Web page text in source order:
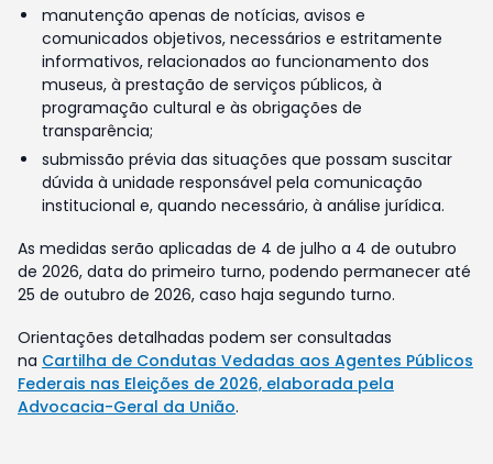
manutenção apenas de notícias, avisos e
comunicados objetivos, necessários e estritamente
informativos, relacionados ao funcionamento dos
museus, à prestação de serviços públicos, à
programação cultural e às obrigações de
transparência;
submissão prévia das situações que possam suscitar
dúvida à unidade responsável pela comunicação
institucional e, quando necessário, à análise jurídica.
As medidas serão aplicadas de 4 de julho a 4 de outubro
de 2026, data do primeiro turno, podendo permanecer até
25 de outubro de 2026, caso haja segundo turno.
Orientações detalhadas podem ser consultadas
na Cartilha de Condutas Vedadas aos Agentes Públicos
Federais nas Eleições de 2026, elaborada pela
Advocacia-Geral da União.